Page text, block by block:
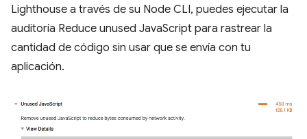
Lighthouse a través de su Node CLI, puedes ejecutar la
auditoría Reduce unused JavaScript para rastrear la
cantidad de código sin usar que se envía con tu
aplicación.